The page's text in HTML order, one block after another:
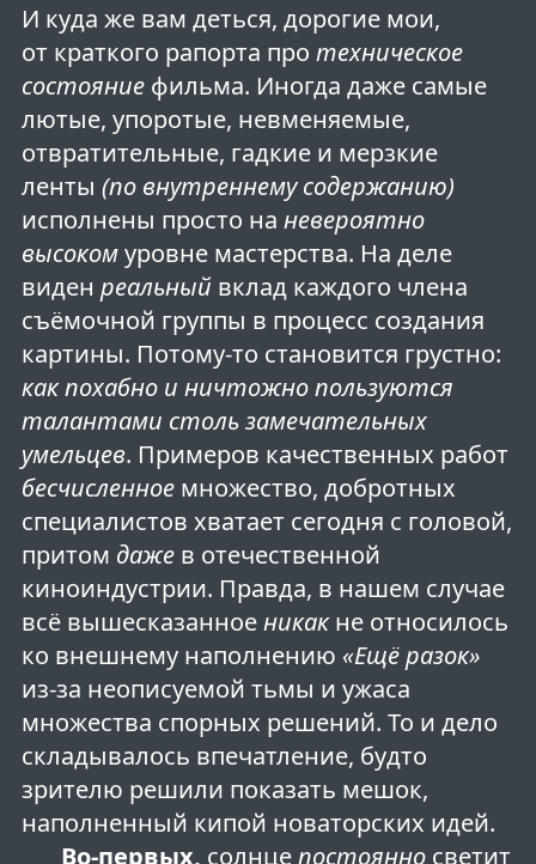
И куда же вам деться, дорогие мои,
от краткого рапорта про техническое
состояниефильма. Иногда даже самые
лютые, упоротые, невменяемые,
отвратительные, гадкие и мерзкие
ленты (по внутреннему содержанию)
исполнены просто на невероятно
высокомуровне мастерства. На деле
виден реальный вклад каждого члена
съёмочной группы в процесс создания
картины. Потому-то становится грустно:
как похабно и ничтожно пользуются
талантами столь замечательных
умельцев. Примеров качественных работ
бесчисленноемножество, добротных
специалистов хватает сегодня с головой,
притом дажев отечественной
киноиндустрии. Правда, в нашем случае
всё вышесказанноеникакне относилось
ко внешнему наполнению «Ещё разок»
из-за неописуемой тьмы и ужаса
множества спорных решений. То и дело
складывалось впечатление, будто
зрителю решили показать мешок,
наполненный кипой новаторских идей.
Во-первых, солнцепостоянносветит